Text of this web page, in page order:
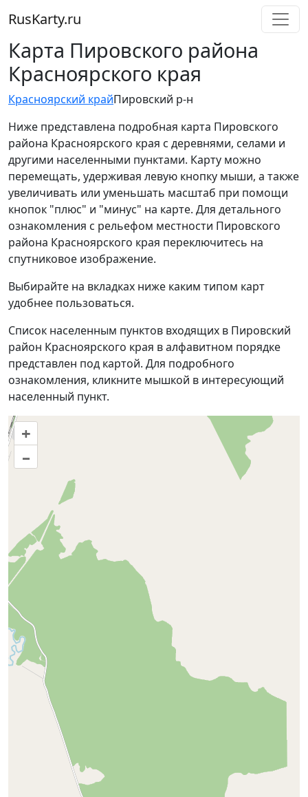
RusKarty.ru
Карта Пировского района
Красноярского края
Красноярский крайПировский р-н
Ниже представлена подробная карта Пировского
района Красноярского края с деревнями, селами и
другими населенными пунктами. Карту можно
перемещать, удерживая левую кнопку мыши, а также
увеличивать или уменьшать масштаб при помощи
кнопок "плюс" и "минус" на карте. Для детального
ознакомления с рельефом местности Пировского
района Красноярского края переключитесь на
спутниковое изображение.
Выбирайте на вкладках ниже каким типом карт
удобнее пользоваться.
Список населенным пунктов входящих в Пировский
район Красноярского края в алфавитном порядке
представлен под картой. Для подробного
ознакомления, кликните мышкой в интересующий
населенный пункт.
+
–